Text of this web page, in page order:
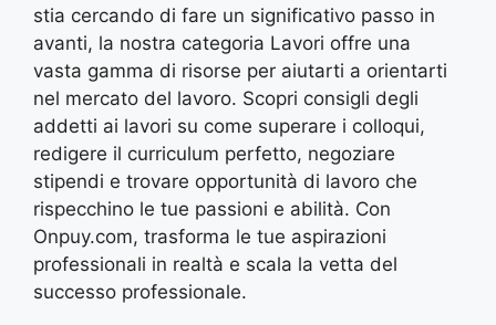
stia cercando di fare un significativo passo in
avanti, la nostra categoria Lavori offre una
vasta gamma di risorse per aiutarti a orientarti
nel mercato del lavoro. Scopri consigli degli
addetti ai lavori su come superare i colloqui,
redigere il curriculum perfetto, negoziare
stipendi e trovare opportunità di lavoro che
rispecchino le tue passioni e abilità. Con
Onpuy.com, trasforma le tue aspirazioni
professionali in realtà e scala la vetta del
successo professionale.